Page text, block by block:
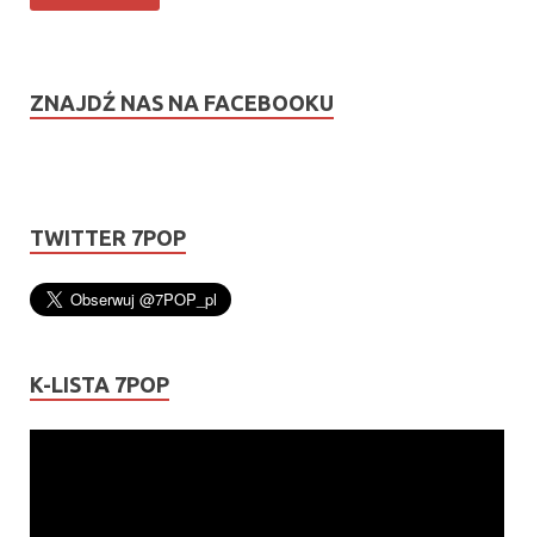
ZNAJDŹ NAS NA FACEBOOKU
TWITTER 7POP
K-LISTA 7POP